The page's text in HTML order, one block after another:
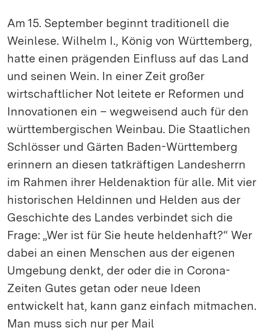
Am 15. September beginnt traditionell die
Weinlese. Wilhelm I., König von Württemberg,
hatte einen prägenden Einfluss auf das Land
und seinen Wein. In einer Zeit großer
wirtschaftlicher Not leitete er Reformen und
Innovationen ein – wegweisend auch für den
württembergischen Weinbau. Die Staatlichen
Schlösser und Gärten Baden-Württemberg
erinnern an diesen tatkräftigen Landesherrn
im Rahmen ihrer Heldenaktion für alle. Mit vier
historischen Heldinnen und Helden aus der
Geschichte des Landes verbindet sich die
Frage: „Wer ist für Sie heute heldenhaft?“ Wer
dabei an einen Menschen aus der eigenen
Umgebung denkt, der oder die in Corona-
Zeiten Gutes getan oder neue Ideen
entwickelt hat, kann ganz einfach mitmachen.
Man muss sich nur per Mail